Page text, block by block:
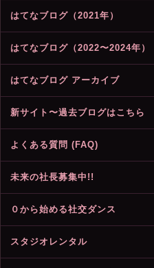
はてなブログ（2021年）
はてなブログ（2022〜2024年）
はてなブログ アーカイブ
新サイト〜過去ブログはこちら
よくある質問 (FAQ)
未来の社長募集中!!
０から始める社交ダンス
スタジオレンタル